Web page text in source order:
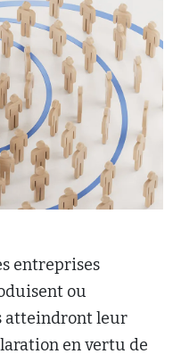
entreprises
ou
atteindront leur
en vertu de